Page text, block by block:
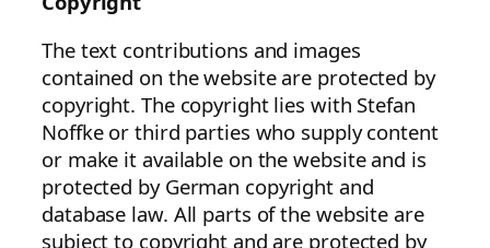
The text contributions and images
contained on the website are protected by
copyright. The copyright lies with Stefan
Noffke or third parties who supply content
or make it available on the website and is
protected by German copyright and
database law. All parts of the website are
subject to copyright and are protected by